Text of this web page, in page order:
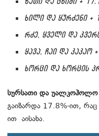
ხილი და ყურძენი +
რძე, ყველი და
ყავა, ჩაი და კაკაო
ხორცი და ხორცის
სურსათი და უალკოჰოლო
გაიზარდა 17.8%-ით,
ით აისახა.